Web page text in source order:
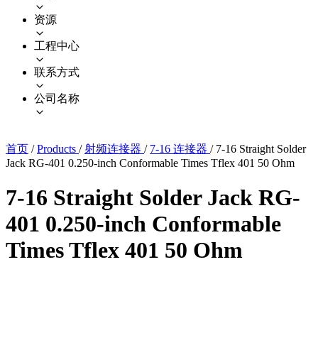
资源
工程中心
联系方式
公司名称
首页 / Products / 射频连接器 / 7-16 连接器 / 7-16 Straight Solder
Jack RG-401 0.250-inch Conformable Times Tflex 401 50 Ohm
7-16 Straight Solder Jack RG-
401 0.250-inch Conformable
Times Tflex 401 50 Ohm